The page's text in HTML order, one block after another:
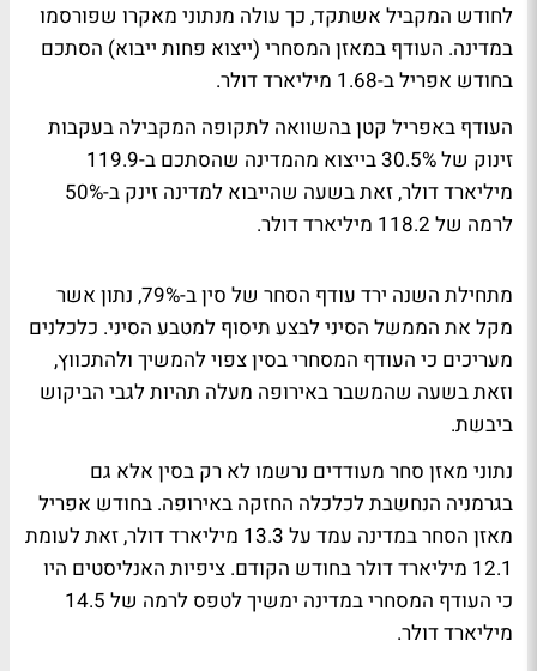
לחודש המקביל אשתקד, כך עולה מנתוני מאקרו שפורסמו
במדינה. העודף במאזן המסחרי (ייצוא פחות ייבוא) הסתכם
בחודש אפריל ב-1.68 מיליארד דולר.
העודף באפריל קטן בהשוואה לתקופה המקבילה בעקבות
זינוק של 30.5% בייצוא מהמדינה שהסתכם ב-119.9
מיליארד דולר, זאת בשעה שהייבוא למדינה זינק ב-50%
לרמה של 118.2 מיליארד דולר.
מתחילת השנה ירד עודף הסחר של סין ב-79%, נתון אשר
מקל את הממשל הסיני לבצע תיסוף למטבע הסיני. כלכלנים
מעריכים כי העודף המסחרי בסין צפוי להמשיך ולהתכווץ,
וזאת בשעה שהמשבר באירופה מעלה תהיות לגבי הביקוש
ביבשת.
נתוני מאזן סחר מעודדים נרשמו לא רק בסין אלא גם
בגרמניה הנחשבת לכלכלה החזקה באירופה. בחודש אפריל
מאזן הסחר במדינה עמד על 13.3 מיליארד דולר, זאת לעומת
12.1 מיליארד דולר בחודש הקודם. ציפיות האנליסטים היו
כי העודף המסחרי במדינה ימשיך לטפס לרמה של 14.5
מיליארד דולר.